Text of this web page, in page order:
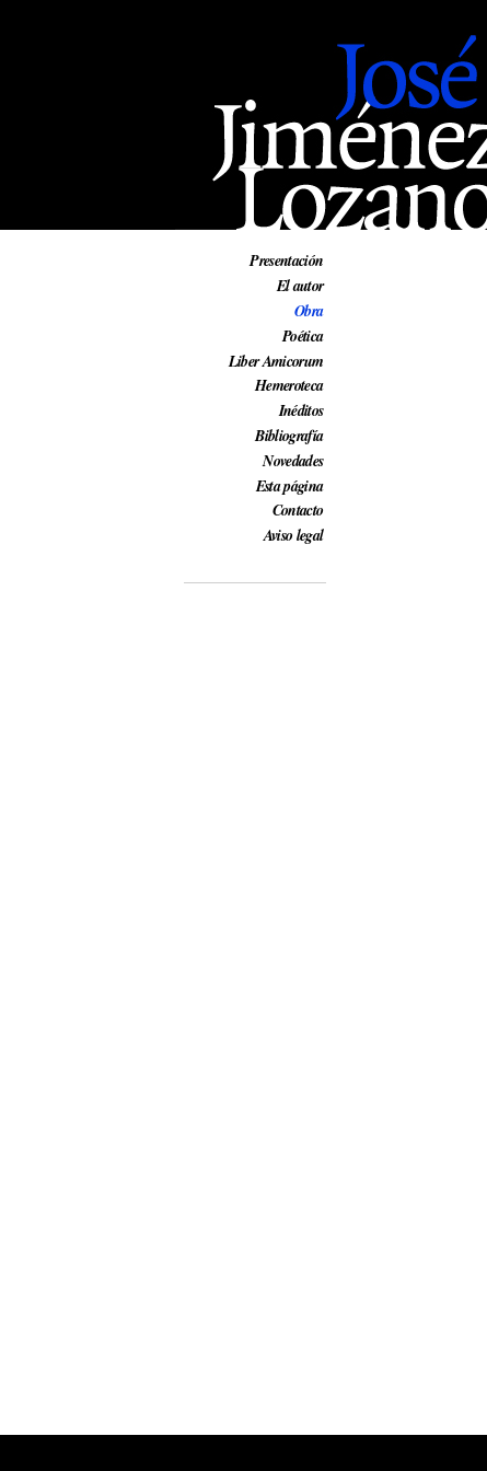
Presentación
El autor
Obra
Poética
Liber Amicorum
Hemeroteca
Inéditos
Bibliografía
Novedades
Esta página
Contacto
Aviso legal